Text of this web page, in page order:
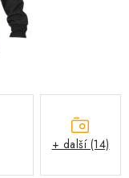
+ další (14)